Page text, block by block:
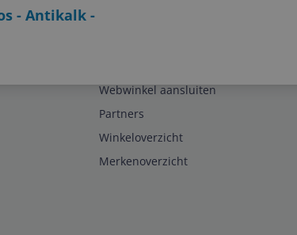
- Antikalk -
Webwinkel aansluiten
Partners
Winkeloverzicht
Merkenoverzicht